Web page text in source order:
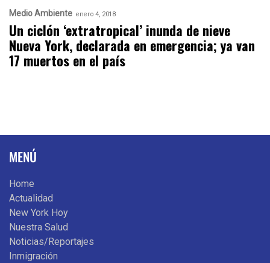
Medio Ambiente enero 4, 2018
Un ciclón ‘extratropical’ inunda de nieve
Nueva York, declarada en emergencia; ya van
17 muertos en el país
MENÚ
Home
Actualidad
New York Hoy
Nuestra Salud
Noticias/Reportajes
Inmigración